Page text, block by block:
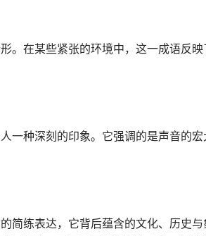
。在某些紧张的环境中，这一成语反映
一种深刻的印象。它强调的是声音的宏
简练表达，它背后蕴含的文化、历史与